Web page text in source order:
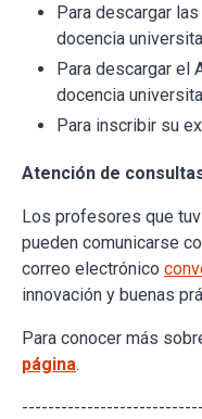
Para descargar
docencia
Para descargar el
docencia
Para inscribir su
Atención de
Los profesores que
pueden comunicarse
correo electrónico
innovación y buenas
Para conocer más
página.